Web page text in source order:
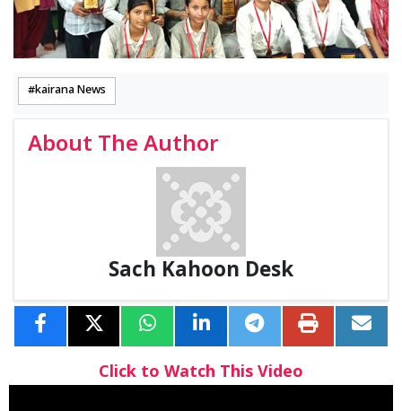
kairana News
About The Author
Sach Kahoon Desk
Click to Watch This Video